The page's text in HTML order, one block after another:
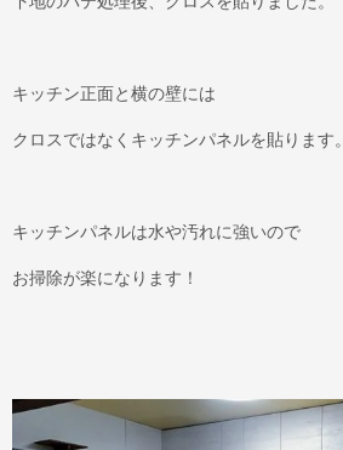
キッチン正面と横の壁には
クロスではなくキッチンパネルを貼ります。
キッチンパネルは水や汚れに強いので
お掃除が楽になります！